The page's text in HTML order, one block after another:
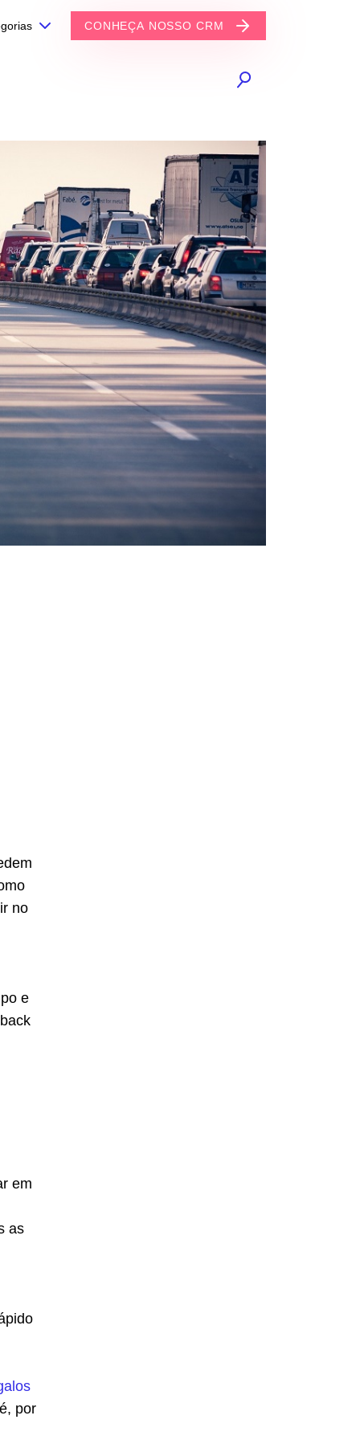
CONHEÇA NOSSO CRM
no
e
em
as
por